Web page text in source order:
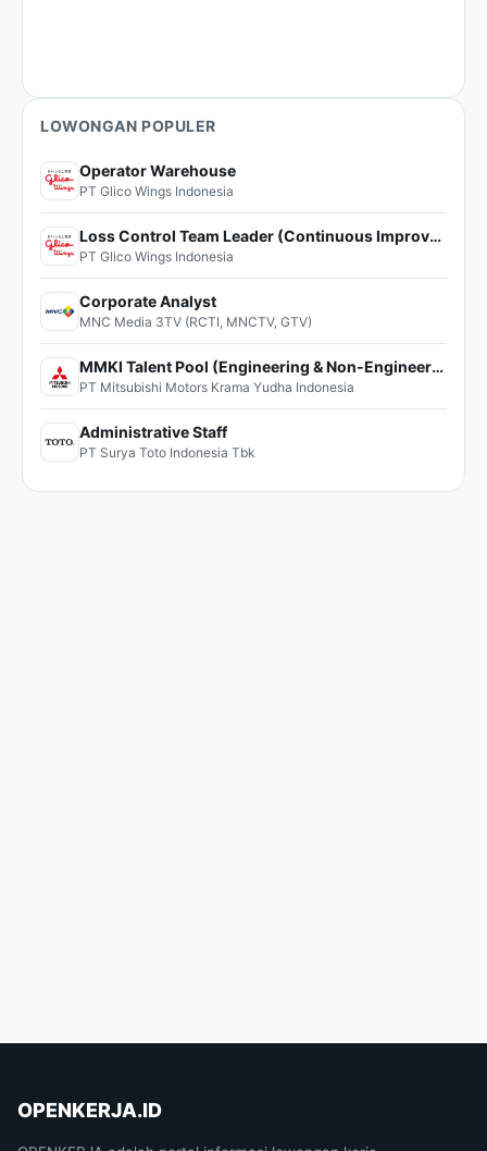
LOWONGAN POPULER
Operator Warehouse
PT Glico Wings Indonesia
Loss Control Team Leader (Continuous Improvement)
PT Glico Wings Indonesia
Corporate Analyst
MNC Media 3TV (RCTI, MNCTV, GTV)
MMKI Talent Pool (Engineering & Non-Engineering)
PT Mitsubishi Motors Krama Yudha Indonesia
Administrative Staff
PT Surya Toto Indonesia Tbk
OPENKERJA.ID